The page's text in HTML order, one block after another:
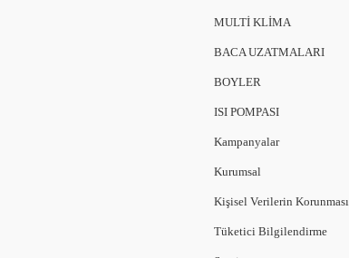
MULTİ KLİMA
BACA UZATMALARI
BOYLER
ISI POMPASI
Kampanyalar
Kurumsal
Kişisel Verilerin Korunması
Tüketici Bilgilendirme